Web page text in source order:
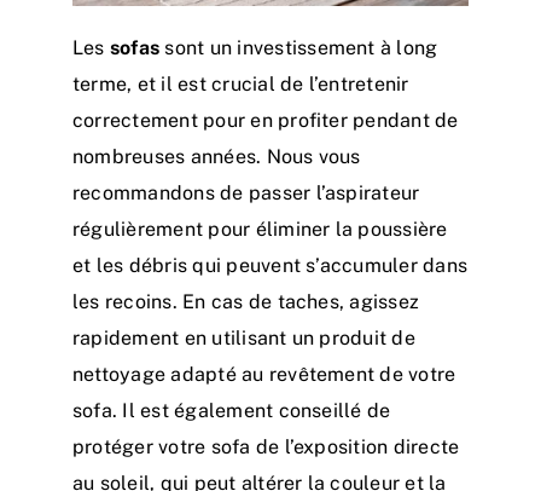
Les sofas sont un investissement à long
terme, et il est crucial de l’entretenir
correctement pour en profiter pendant de
nombreuses années. Nous vous
recommandons de passer l’aspirateur
régulièrement pour éliminer la poussière
et les débris qui peuvent s’accumuler dans
les recoins. En cas de taches, agissez
rapidement en utilisant un produit de
nettoyage adapté au revêtement de votre
sofa. Il est également conseillé de
protéger votre sofa de l’exposition directe
au soleil, qui peut altérer la couleur et la